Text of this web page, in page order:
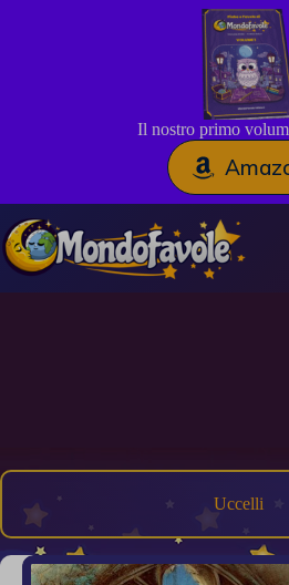
Il nostro primo
al
contenuto
Uccelli